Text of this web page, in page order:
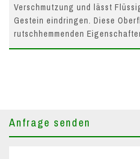
Verschmutzung und lässt
Gestein eindringen. Diese
rutschhemmenden
Anfrage senden